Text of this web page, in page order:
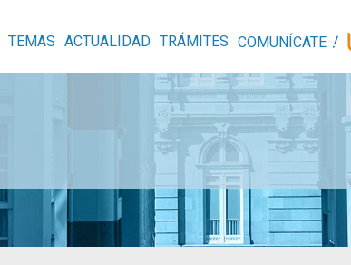
TEMAS ACTUALIDAD TRÁMITES COMUNÍCATE